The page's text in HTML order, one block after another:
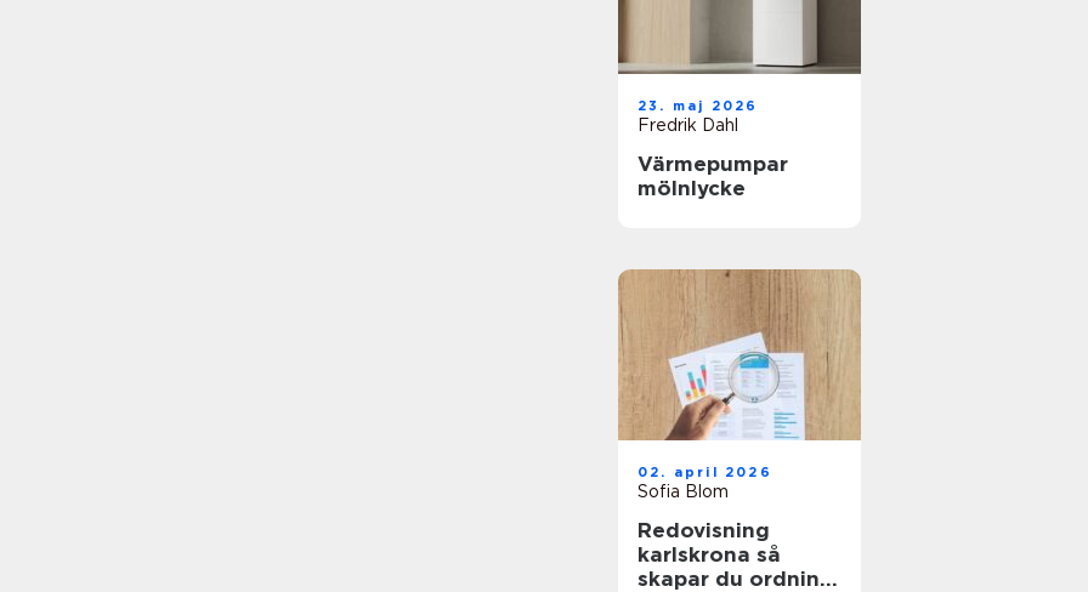
23. maj 2026
Fredrik Dahl
Värmepumpar
mölnlycke
02. april 2026
Sofia Blom
Redovisning
karlskrona så
skapar du ordning